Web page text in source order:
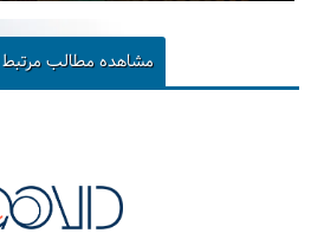
مشاهده مطالب